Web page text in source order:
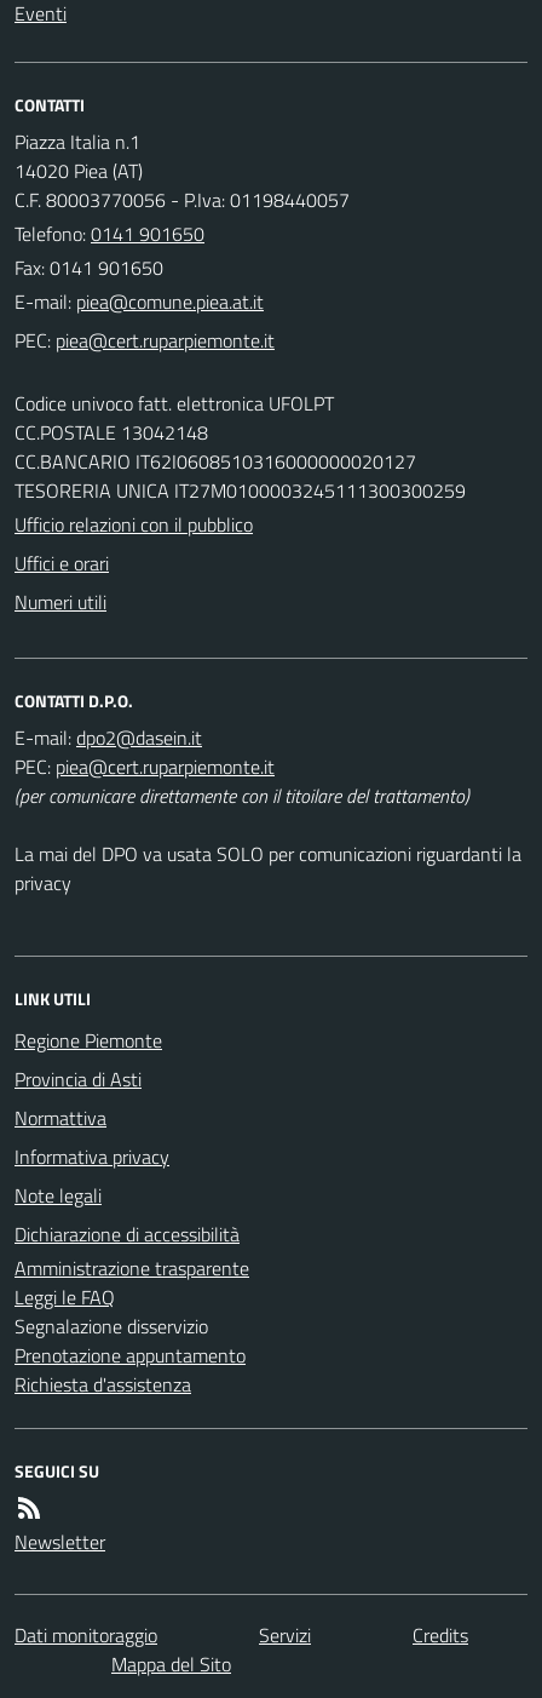
Eventi
CONTATTI
Piazza Italia n.1
14020 Piea (AT)
C.F. 80003770056 - P.Iva: 01198440057
Telefono:0141 901650
Fax: 0141 901650
E-mail:
PEC:
Codice univoco fatt. elettronica UFOLPT
CC.POSTALE 13042148
CC.BANCARIO IT62I0608510316000000020127
TESORERIA UNICA IT27M0100003245111300300259
Ufficio relazioni con il pubblico
Uffici e orari
Numeri utili
CONTATTI D.P.O.
E-mail:
PEC:
(per comunicare direttamente con il titoilare del trattamento)
La mai del DPO va usata SOLO per comunicazioni riguardanti la
privacy
LINK UTILI
Regione Piemonte
Provincia di Asti
Normattiva
Informativa privacy
Note legali
Dichiarazione di accessibilità
Amministrazione trasparente
Leggi le FAQ
Segnalazione disservizio
Prenotazione appuntamento
Richiesta d'assistenza
SEGUICI SU
Newsletter
Dati monitoraggio Servizi
Credits
Mappa del Sito